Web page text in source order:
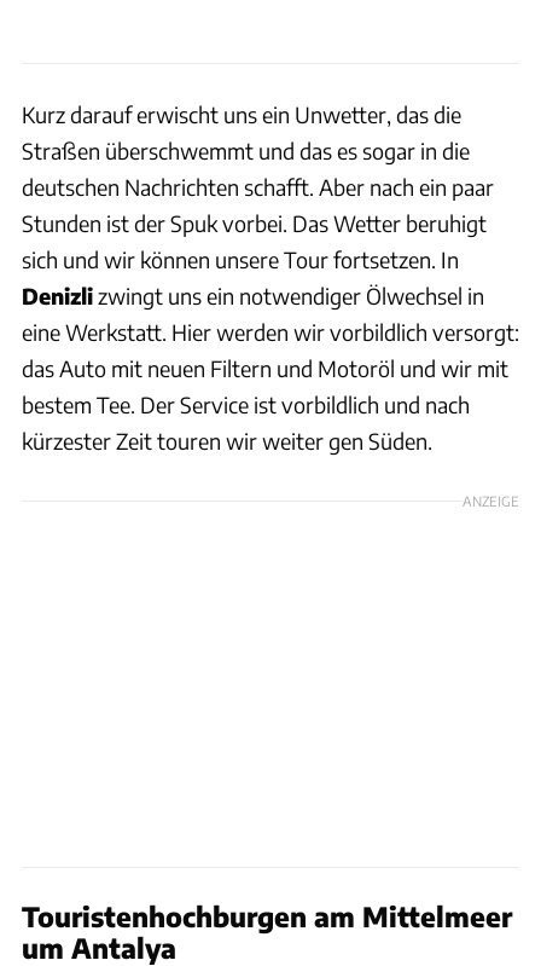
Kurz darauf erwischt uns ein Unwetter, das die
Straßen überschwemmt und das es sogar in die
deutschen Nachrichten schafft. Aber nach ein paar
Stunden ist der Spuk vorbei. Das Wetter beruhigt
sich und wir können unsere Tour fortsetzen. In
Denizlizwingt uns ein notwendiger Ölwechsel in
eine Werkstatt. Hier werden wir vorbildlich versorgt:
das Auto mit neuen Filtern und Motoröl und wir mit
bestem Tee. Der Service ist vorbildlich und nach
kürzester Zeit touren wir weiter gen Süden.
ANZEIGE
Touristenhochburgen am Mittelmeer
um Antalya